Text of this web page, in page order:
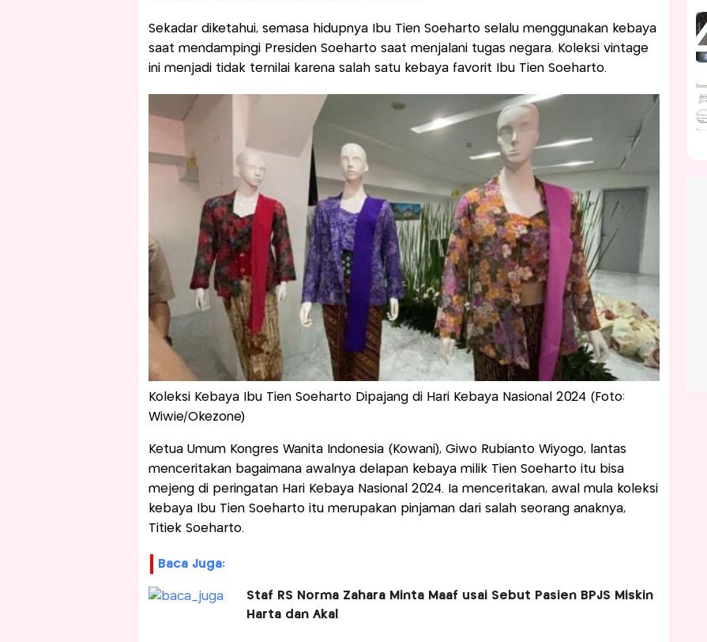
Sekadar diketahui, semasa hidupnya Ibu Tien Soeharto selalu menggunakan kebaya
saat mendampingi Presiden Soeharto saat menjalani tugas negara. Koleksi vintage
ini menjadi tidak ternilai karena salah satu kebaya favorit Ibu Tien Soeharto.
Koleksi Kebaya Ibu Tien Soeharto Dipajang di Hari Kebaya Nasional 2024 (Foto:
Wiwie/Okezone)
Ketua Umum Kongres Wanita Indonesia (Kowani), Giwo Rubianto Wiyogo, lantas
menceritakan bagaimana awalnya delapan kebaya milik Tien Soeharto itu bisa
mejeng di peringatan Hari Kebaya Nasional 2024. Ia menceritakan, awal mula koleksi
kebaya Ibu Tien Soeharto itu merupakan pinjaman dari salah seorang anaknya,
Titiek Soeharto.
Baca Juga:
Staf RS Norma Zahara Minta Maaf usai Sebut Pasien BPJS Miskin
Harta dan Akal